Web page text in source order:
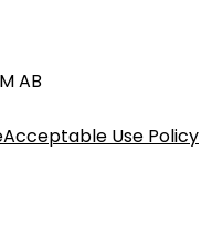
AB
Acceptable Use Policy